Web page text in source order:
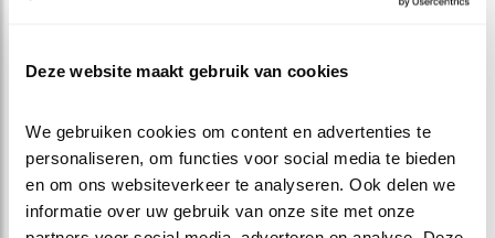
Deze website maakt gebruik van cookies
We gebruiken cookies om content en advertenties te
personaliseren, om functies voor social media te bieden
en om ons websiteverkeer te analyseren. Ook delen we
informatie over uw gebruik van onze site met onze